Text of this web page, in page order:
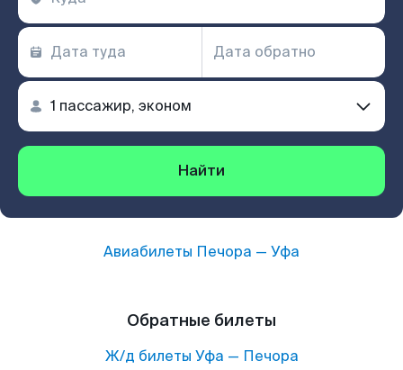
Найти
Авиабилеты Печора — Уфа
Обратные билеты
Ж/д билеты Уфа — Печора